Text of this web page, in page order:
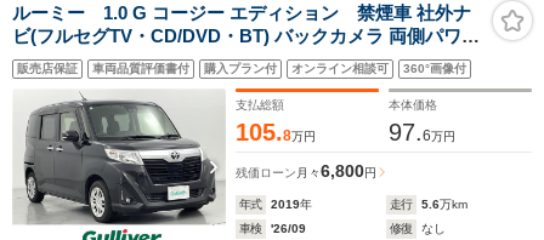
ルーミー 1.0 G コージー エディション 禁煙車 社外ナ
ビ(フルセグTV・CD/DVD・BT) バックカメラ 両側パワー
スライドドア シートヒーター ビルトインETC クルーズコ
ントロール クリアランスソナー 電動格納ミラー 純正
14インチAW
販売店保証 車両品質評価書付 購入プラン付 オンライン相談可 360°画像付
支払総額
105.8万円
本体価格
97.6万円
残価ローン 月々6,800円
年式 2019年 走行 5.6万km
車検
'26/09 修復
なし